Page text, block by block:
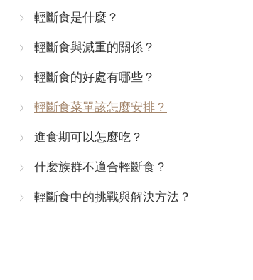
輕斷食是什麼？
輕斷食與減重的關係？
輕斷食的好處有哪些？
輕斷食菜單該怎麼安排？
進食期可以怎麼吃？
什麼族群不適合輕斷食？
輕斷食中的挑戰與解決方法？